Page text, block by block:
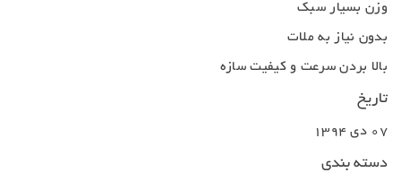
وزن بسیار سبک
بدون نیاز به ملات
بالا بردن سرعت و کیفیت سازه
تاریخ
07 دی 1394
دسته بندی